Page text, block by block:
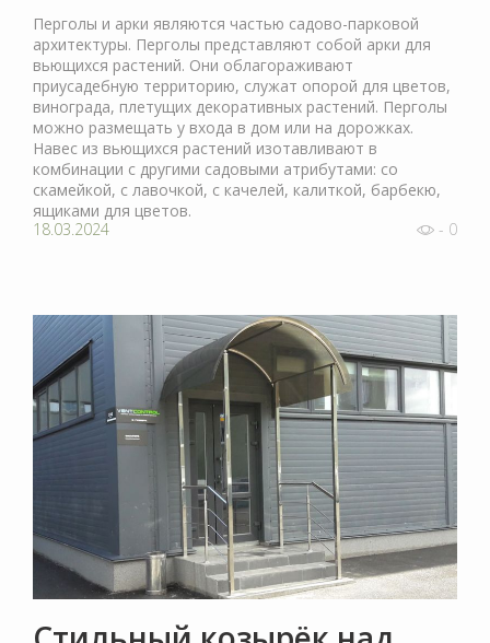
Перголы и арки являются частью садово-парковой
архитектуры. Перголы представляют собой арки для
вьющихся растений. Они облагораживают
приусадебную территорию, служат опорой для цветов,
винограда, плетущих декоративных растений. Перголы
можно размещать у входа в дом или на дорожках.
Навес из вьющихся растений изотавливают в
комбинации с другими садовыми атрибутами: со
скамейкой, с лавочкой, с качелей, калиткой, барбекю,
ящиками для цветов.
18.03.2024
- 0